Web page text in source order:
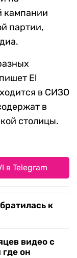
кампании
партии,
El
в СИЗО
в
столицы.
в Telegram
к
видео с
он